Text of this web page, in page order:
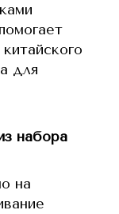
для
набора
на